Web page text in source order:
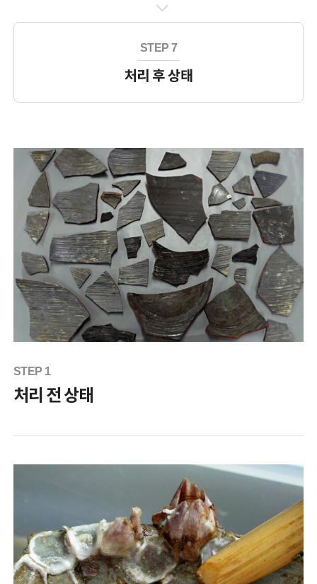
STEP 7
처리 후 상태
STEP 1
처리 전 상태